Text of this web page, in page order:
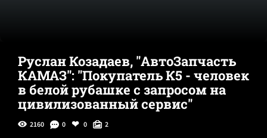
Руслан Козадаев, "АвтоЗапчасть
КАМАЗ": "Покупатель К5 - человек
в белой рубашке с запросом на
цивилизованный сервис"
2160 0 0 2